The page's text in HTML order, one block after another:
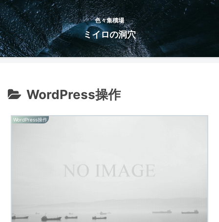
色々集積場
ミイロの洞穴
WordPress操作
WordPress操作